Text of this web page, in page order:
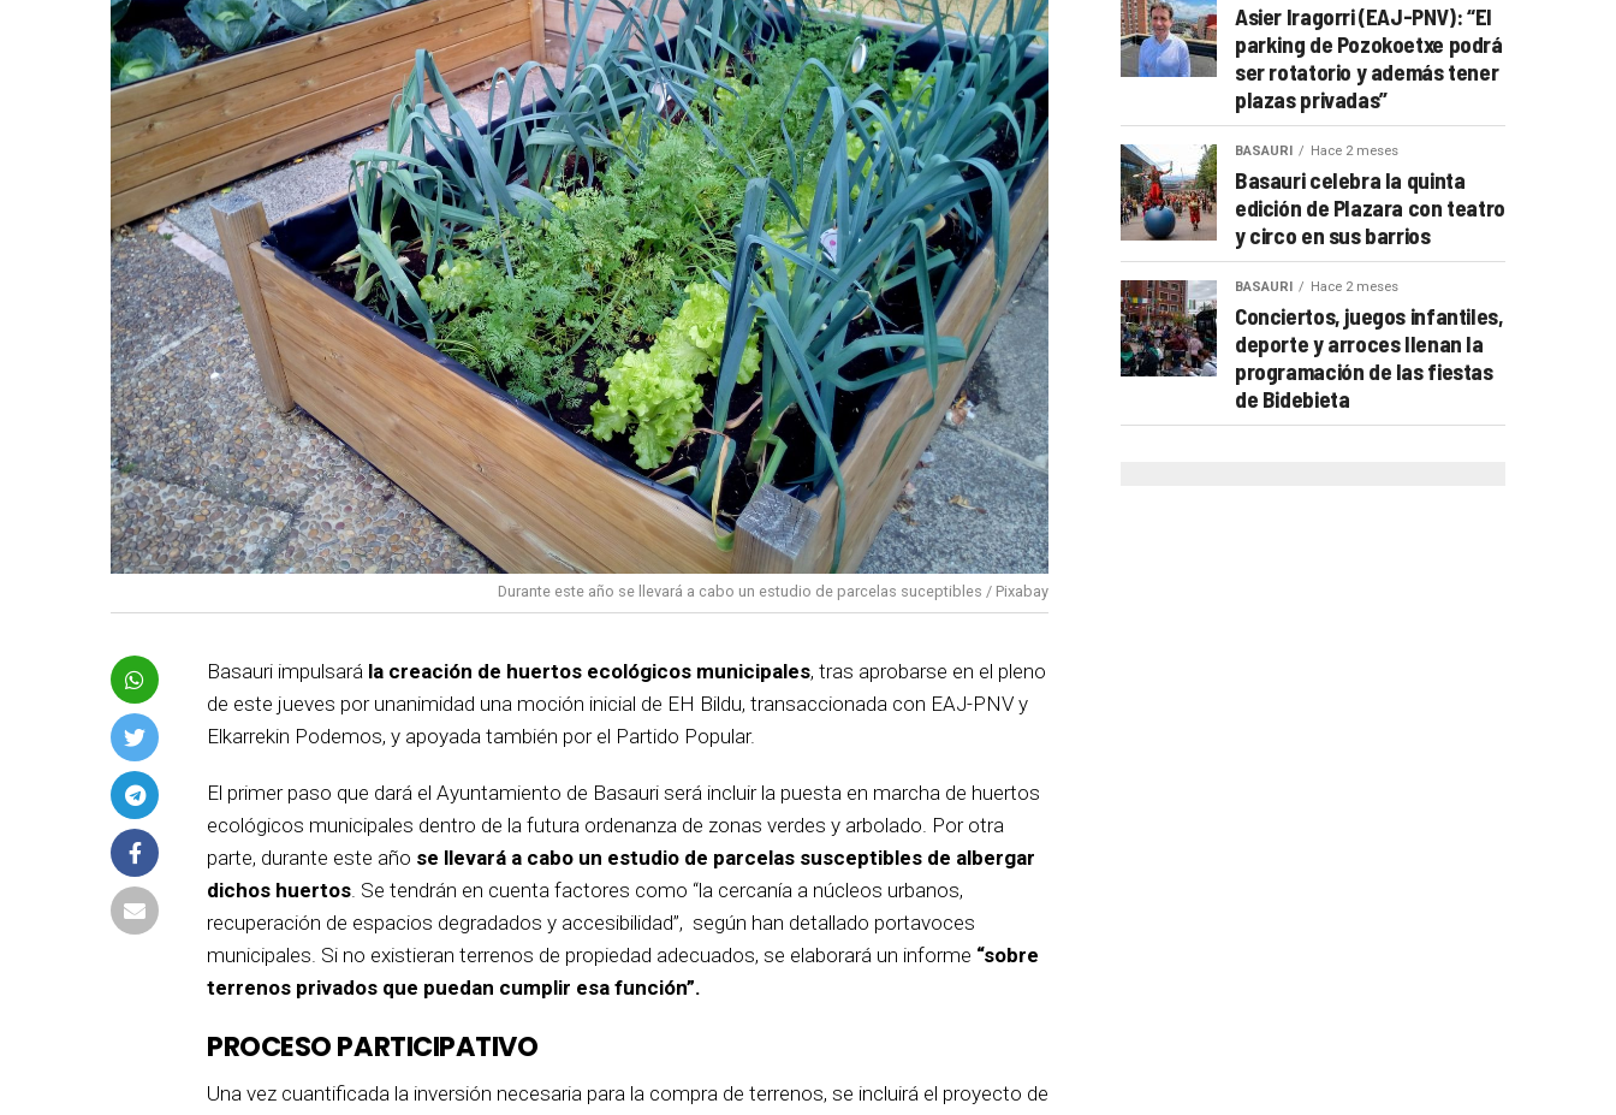
Durante este año se llevará a cabo un estudio de parcelas suceptibles / Pixabay
Basauri impulsará la creación de huertos ecológicos municipales, tras aprobarse en el pleno
de este jueves por unanimidad una moción inicial de EH Bildu, transaccionada con EAJ-PNV y
Elkarrekin Podemos, y apoyada también por el Partido Popular.
El primer paso que dará el Ayuntamiento de Basauri será incluir la puesta en marcha de huertos
ecológicos municipales dentro de la futura ordenanza de zonas verdes y arbolado. Por otra
parte, durante este año se llevará a cabo un estudio de parcelas susceptibles de albergar
dichos huertos . Se tendrán en cuenta factores como “la cercanía a núcleos urbanos,
recuperación de espacios degradados y accesibilidad”, según han detallado portavoces
municipales. Si no existieran terrenos de propiedad adecuados, se elaborará un informe “sobre
terrenos privados que puedan cumplir esa función”.
PROCESO PARTICIPATIVO
Una vez cuantificada la inversión necesaria para la compra de terrenos, se incluirá el proyecto de
Asier Iragorri (EAJ-PNV): “El
parking de Pozokoetxe podrá
ser rotatorio y además tener
plazas privadas”
BASAURI Hace 2 meses
Basauri celebra la quinta
edición de Plazara con teatro
y circo en sus barrios
BASAURI Hace 2 meses
Conciertos, juegos infantiles,
deporte y arroces llenan la
programación de las fiestas
de Bidebieta